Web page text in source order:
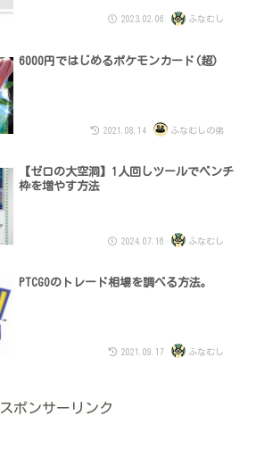
2023.02.06 ふなむし
6000円ではじめるポケモンカード(超)
2021.08.14 ふなむしの弟
【ゼロの大空洞】1人回しツールでベンチ
枠を増やす方法
2024.07.16 ふなむし
PTCGOのトレード相場を調べる方法。
2021.09.17 ふなむし
スポンサーリンク